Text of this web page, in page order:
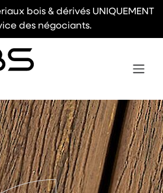
bois & dérivés UNIQUEMENT
des négociants.